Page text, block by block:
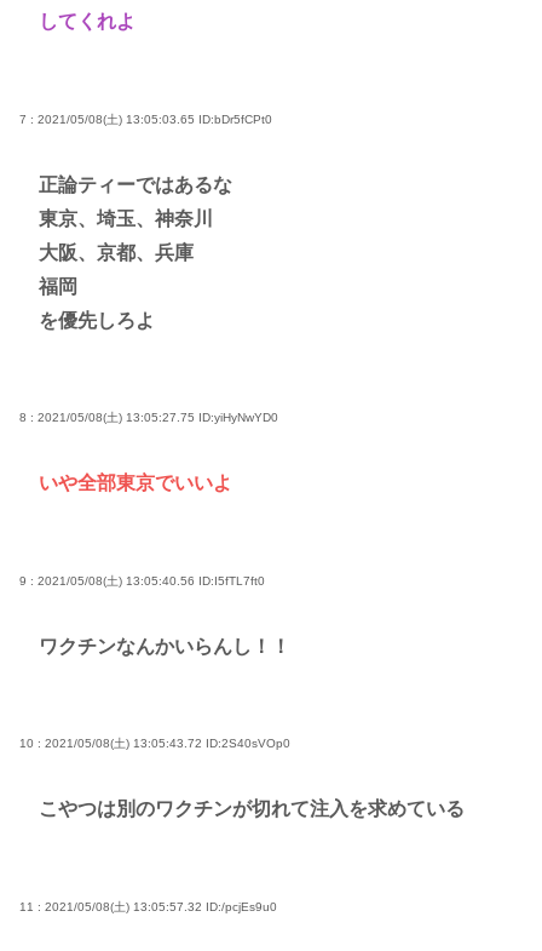
してくれよ
7 : 2021/05/08(土) 13:05:03.65 ID:bDr5fCPt0
正論ティーではあるな
東京、埼玉、神奈川
大阪、京都、兵庫
福岡
を優先しろよ
8 : 2021/05/08(土) 13:05:27.75 ID:yiHyNwYD0
いや全部東京でいいよ
9 : 2021/05/08(土) 13:05:40.56 ID:I5fTL7ft0
ワクチンなんかいらんし！！
10 : 2021/05/08(土) 13:05:43.72 ID:2S40sVOp0
こやつは別のワクチンが切れて注入を求めている
11 : 2021/05/08(土) 13:05:57.32 ID:/pcjEs9u0